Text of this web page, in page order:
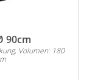
90cm
Volumen: 180